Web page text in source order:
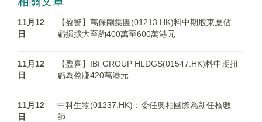
11月12
日
【盈警】萬保剛集團(01213.HK)料中期股東應佔
虧損擴大至約400萬至600萬港元
11月12
日
【盈喜】IBI GROUP HLDGS(01547.HK)料中期扭
虧為盈賺420萬港元
11月12
日
中科生物(01237.HK)：委任奧柏國際為新任核數
師